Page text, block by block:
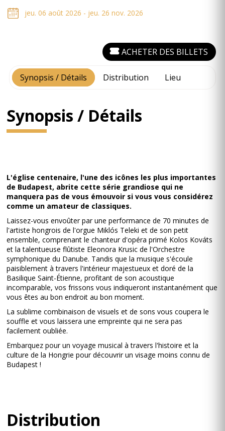
jeu. 06 août 2026 - jeu. 26 nov. 2026
Synopsis / Détails Distribution Lieu
ACHETER DES BILLETS
Synopsis / Détails
L'église centenaire, l'une des icônes les plus importantes
de Budapest, abrite cette série grandiose qui ne
manquera pas de vous émouvoir si vous vous considérez
comme un amateur de classiques.
Laissez-vous envoûter par une performance de 70 minutes de
l'artiste hongrois de l'orgue Miklós Teleki et de son petit
ensemble, comprenant le chanteur d'opéra primé Kolos Kováts
et la talentueuse flûtiste Eleonora Krusic de l'Orchestre
symphonique du Danube. Tandis que la musique s'écoule
paisiblement à travers l'intérieur majestueux et doré de la
Basilique Saint-Étienne, profitant de son acoustique
incomparable, vos frissons vous indiqueront instantanément que
vous êtes au bon endroit au bon moment.
La sublime combinaison de visuels et de sons vous coupera le
souffle et vous laissera une empreinte qui ne sera pas
facilement oubliée.
Embarquez pour un voyage musical à travers l'histoire et la
culture de la Hongrie pour découvrir un visage moins connu de
Budapest !
Distribution